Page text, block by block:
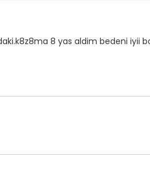
8 yas aldim bedeni iyii